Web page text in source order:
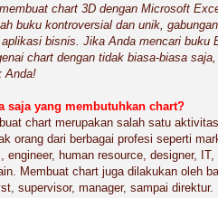
chart 3D dengan Microsoft
buku kontroversial dan unik,
bisnis. Jika Anda mencari buku
chart dengan tidak biasa-biasa
Anda!
saja yang membutuhkan chart?
chart merupakan salah satu
orang dari berbagai profesi seperti
engineer, human resource, designer,
Membuat chart juga dilakukan oleh
supervisor, manager, sampai direktur.